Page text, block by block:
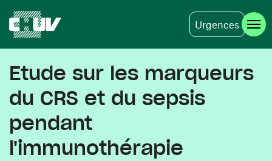
Urgences
Etude sur les marqueurs
du CRS et du sepsis
pendant
l'immunothérapie